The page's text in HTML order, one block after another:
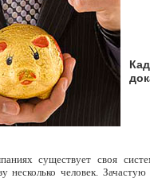
существует своя
несколько человек.